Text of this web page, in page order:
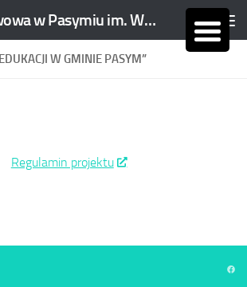
Szkoła Podstawowa w Pasymiu im. Wojciecha Kętrzyńskiego
W GMINIE PASYM”
Regulamin projektu